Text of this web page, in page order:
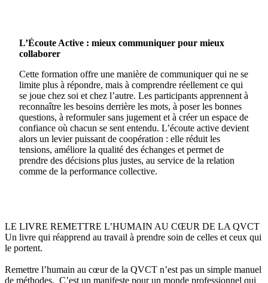
L’Écoute Active : mieux communiquer pour mieux
collaborer
Cette formation offre une manière de communiquer qui ne se
limite plus à répondre, mais à comprendre réellement ce qui
se joue chez soi et chez l’autre. Les participants apprennent à
reconnaître les besoins derrière les mots, à poser les bonnes
questions, à reformuler sans jugement et à créer un espace de
confiance où chacun se sent entendu. L’écoute active devient
alors un levier puissant de coopération : elle réduit les
tensions, améliore la qualité des échanges et permet de
prendre des décisions plus justes, au service de la relation
comme de la performance collective.
LE LIVRE REMETTRE L’HUMAIN AU CŒUR DE LA QVCT
Un livre qui réapprend au travail à prendre soin de celles et ceux qui
le portent.
Remettre l’humain au cœur de la QVCT n’est pas un simple manuel
de méthodes. C’est un manifeste pour un monde professionnel qui